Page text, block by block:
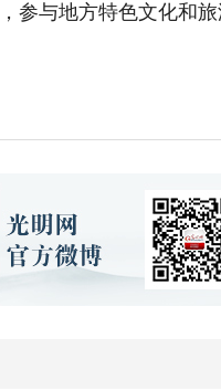
参与地方特色文化和